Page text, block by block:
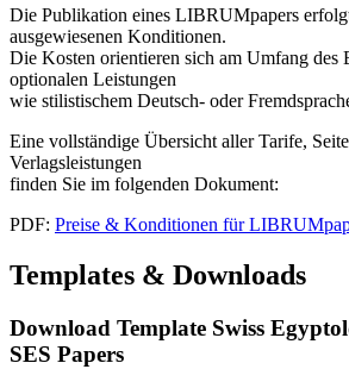
Die Publikation eines LIBRUMpapers
ausgewiesenen Konditionen.
Die Kosten orientieren sich am Umfang des
optionalen Leistungen
wie stilistischem Deutsch- oder
Eine vollständige Übersicht aller Tarife,
Verlagsleistungen
finden Sie im folgenden Dokument:
PDF: Preise & Konditionen für
Templates & Downloads
Download Template Swiss
SES Papers